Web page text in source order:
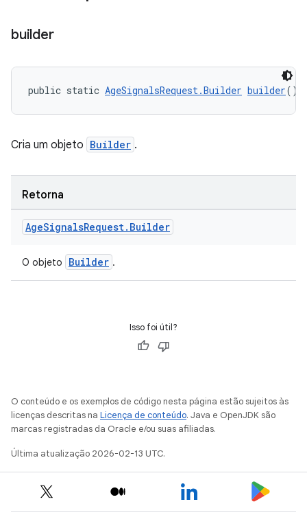
builder
public static AgeSignalsRequest.Builder builder()
Cria um objeto Builder .
Retorna
AgeSignalsRequest. Builder
O objeto Builder .
Isso foi útil?
O conteúdo e os exemplos de código nesta página estão sujeitos às
licenças descritas na Licença de conteúdo. Java e OpenJDK são
marcas registradas da Oracle e/ou suas afiliadas.
Última atualização 2026-02-13 UTC.